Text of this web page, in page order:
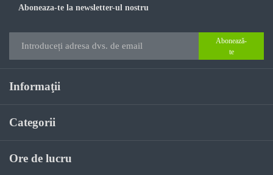
Aboneaza-te la newsletter-ul nostru
Abonează-
te
Informaţii
Categorii
Ore de lucru